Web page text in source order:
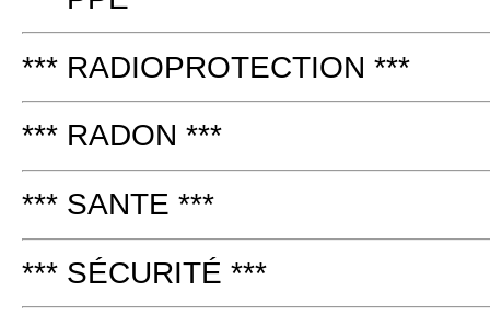
*** RADIOPROTECTION ***
*** RADON ***
*** SANTE ***
*** SÉCURITÉ ***